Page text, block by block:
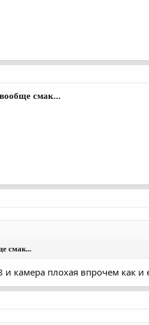
смак...
смак...
камера плохая впрочем как и